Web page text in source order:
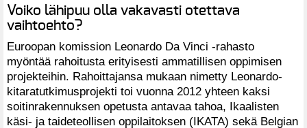
Voiko lähipuu olla vakavasti otettava
vaihtoehto?
Euroopan komission Leonardo Da Vinci -rahasto
myöntää rahoitusta erityisesti ammatillisen oppimisen
projekteihin. Rahoittajansa mukaan nimetty Leonardo-
kitaratutkimusprojekti toi vuonna 2012 yhteen kaksi
soitinrakennuksen opetusta antavaa tahoa, Ikaalisten
käsi- ja taideteollisen oppilaitoksen (IKATA) sekä Belgian